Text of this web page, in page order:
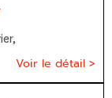
Voir le détail >